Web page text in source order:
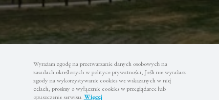
Wyrażam zgodę na przetwarzanie danych osobowych na
zasadach określonych w polityce prywatności, Jeśli nie wyrażasz
zgody na wykorzystywanie cookies we wskazanych w niej
celach, prosimy o wyłącznie cookies w przeglądarce lub
opuszczenie serwisu. Więcej